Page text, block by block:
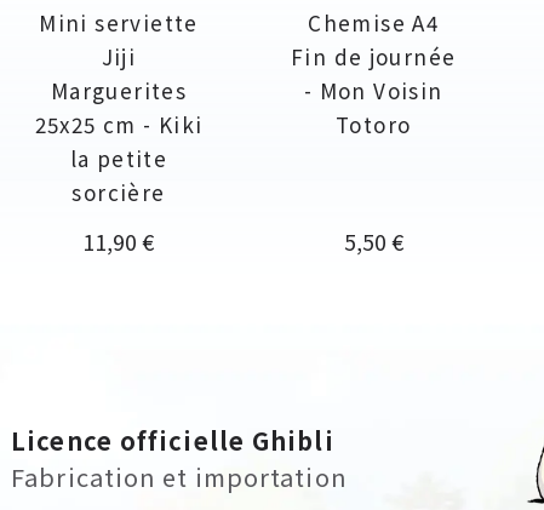
Mini serviette
Jiji
Marguerites
25x25 cm - Kiki
la petite
sorcière
Prix
11,90 €
Chemise A4
Fin de journée
- Mon Voisin
Totoro
Prix
5,50 €
Licence officielle Ghibli
Fabrication et importation